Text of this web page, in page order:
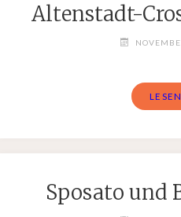
Altenstadt-
Sposato und